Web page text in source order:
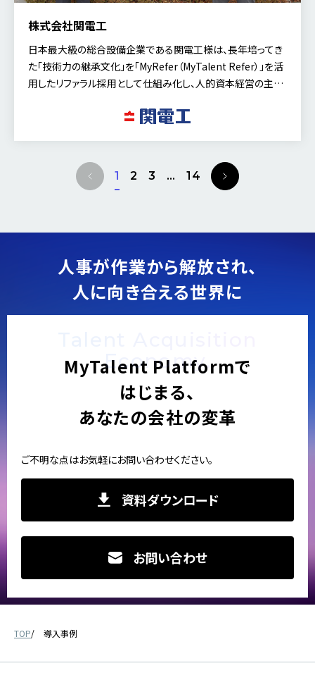
株式会社関電工
日本最大級の総合設備企業である関電工様は、長年培ってき
た「技術力の継承文化」を「MyRefer（MyTalent Refer）」を活
用したリファラル採用として仕組み化し、人的資本経営の主要
部長の永友 裕 氏と労務人事部 採用チームリーダーの田中 俊
の想いについて、詳しくお話を伺いました。
P
r
i
u
s
1 2 3 … 14
N
e
人事が作業から解放され、
人に向き合える世界に
Economy.
MyTalent Platformで
はじまる、
あなたの会社の変革
ご不明な点はお気軽にお問い合わせください。
資料ダウンロード
お問い合わせ
TOP 導入事例